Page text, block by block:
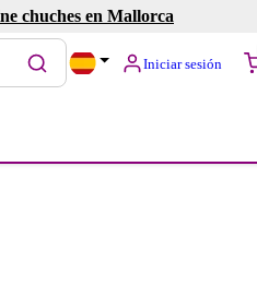
chuches en Mallorca
Iniciar sesión